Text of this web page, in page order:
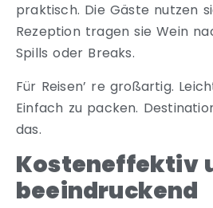
praktisch. Die Gäste nutzen
Rezeption tragen sie Wein
Spills oder Breaks.
Für Reisen’ re großartig.
Einfach zu packen.
das.
Kosteneffektiv
beeindruckend